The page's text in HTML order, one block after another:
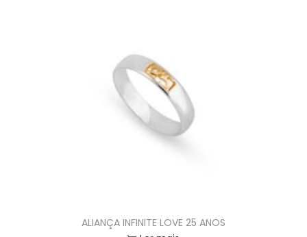
ALIANÇA INFINITE LOVE 25 ANOS